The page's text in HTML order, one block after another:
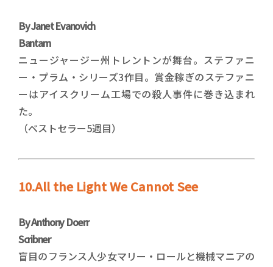
By Janet Evanovich
Bantam
ニュージャージー州トレントンが舞台。ステファニ
ー・プラム・シリーズ3作目。賞金稼ぎのステファニ
ーはアイスクリーム工場での殺人事件に巻き込まれ
た。
（ベストセラー5週目）
10.All the Light We Cannot See
By Anthony Doerr
Scribner
盲目のフランス人少女マリー・ロールと機械マニアの